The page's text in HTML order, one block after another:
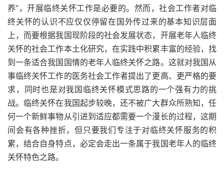
养”，开展临终关怀工作是必要的。然而，社会工作者对临
终关怀的认识不应仅仅停留在国外传过来的基本知识层面
上，而要根据我国现阶段的社会发展状态，开展老年人临终
关怀的社会工作本土化研究，在实践中积累丰富的经验，找
到一条适合我国国情的老年人临终关怀之路。这就对我国从
事临终关怀工作的医务社会工作者提出了更高、更严格的要
求，同时也是对我国临终关怀模式思路的一个强有力的挑
战。临终关怀在我国起步较晚，还不被广大群众所熟知，任
何一个新鲜事物从引进到适应都需要一个漫长的过程，这期
间会有各种挫折，但只要我们专注于对临终关怀服务的积
累，结合自身特点，必定会走出一条属于我国老年人的临终
关怀特色之路。